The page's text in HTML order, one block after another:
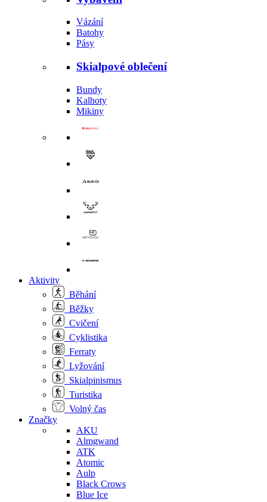
Vázání
Batohy
Pásy
Skialpové oblečení
Bundy
Kalhoty
Mikiny
Aktivity
Běhání
Běžky
Cvičení
Cyklistika
Ferraty
Lyžování
Skialpinismus
Turistika
Volný čas
Značky
AKU
Almgwand
ATK
Atomic
Aulp
Black Crows
Blue Ice